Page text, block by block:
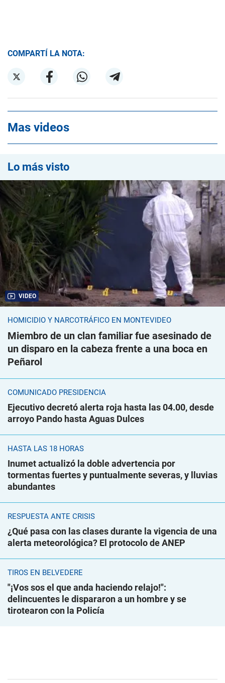
COMPARTÍ LA NOTA:
Mas videos
Lo más visto
VIDEO
HOMICIDIO Y NARCOTRÁFICO EN MONTEVIDEO
Miembro de un clan familiar fue asesinado de
un disparo en la cabeza frente a una boca en
Peñarol
COMUNICADO PRESIDENCIA
Ejecutivo decretó alerta roja hasta las 04.00, desde
arroyo Pando hasta Aguas Dulces
HASTA LAS 18 HORAS
Inumet actualizó la doble advertencia por
tormentas fuertes y puntualmente severas, y lluvias
abundantes
RESPUESTA ANTE CRISIS
¿Qué pasa con las clases durante la vigencia de una
alerta meteorológica? El protocolo de ANEP
TIROS EN BELVEDERE
"¡Vos sos el que anda haciendo relajo!":
delincuentes le dispararon a un hombre y se
tirotearon con la Policía